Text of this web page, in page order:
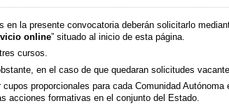
en la presente convocatoria deberán solicitarlo
online” situado al inicio de esta página.
cursos.
en el caso de que quedaran solicitudes
proporcionales para cada Comunidad
acciones formativas en el conjunto del Estado.